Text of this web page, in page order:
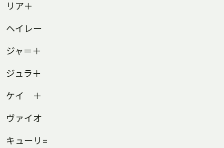
リア＋
ヘイレー
ジャ＝＋
ジュラ＋
ケイ ＋
ヴァイオ
キューリ=